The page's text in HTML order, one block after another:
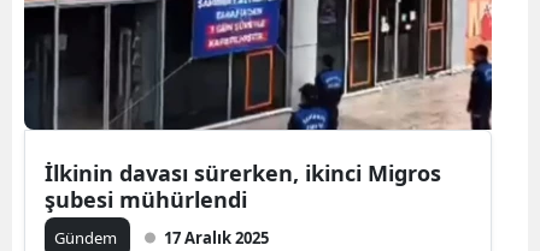
İlkinin davası sürerken, ikinci Migros
şubesi mühürlendi
Gündem 17 Aralık 2025